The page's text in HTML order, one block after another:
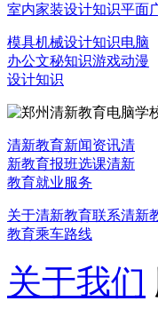
室内家装设计知识平面
模具机械设计知识电脑
办公文秘知识游戏动漫
设计知识
清新教育新闻资讯清
新教育报班选课清新
教育就业服务
关于清新教育联系清新
教育乘车路线
关于我们